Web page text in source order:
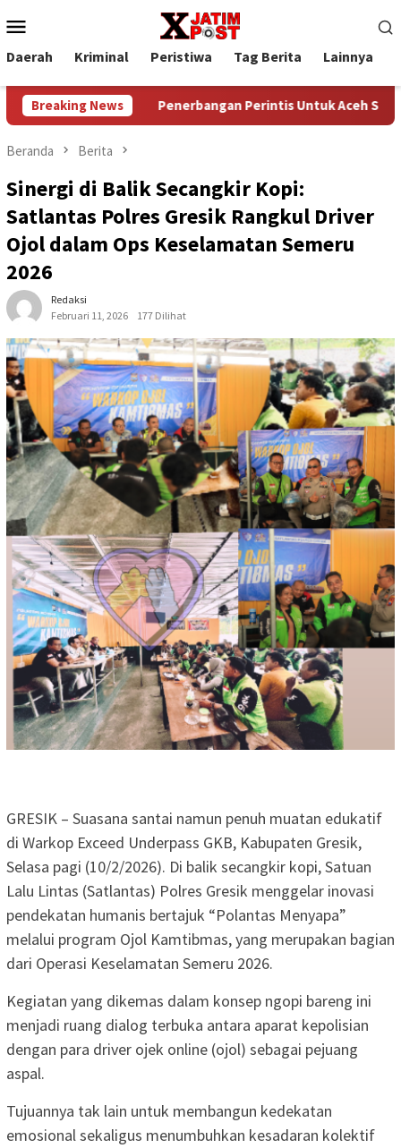
ke
kontenMobile
Daerah Kriminal Peristiwa Tag Berita Lainnya
Breaking NewsPenerbangan Perintis Untuk Aceh Singkil, Medan ,
Beranda Berita
Sinergi di Balik Secangkir Kopi:
Satlantas Polres Gresik Rangkul Driver
Ojol dalam Ops Keselamatan Semeru
2026
Redaksi
Februari 11, 2026
177 Dilihat
GRESIK – Suasana santai namun penuh muatan edukatif
di Warkop Exceed Underpass GKB, Kabupaten Gresik,
Selasa pagi (10/2/2026). Di balik secangkir kopi, Satuan
Lalu Lintas (Satlantas) Polres Gresik menggelar inovasi
pendekatan humanis bertajuk “Polantas Menyapa”
melalui program Ojol Kamtibmas, yang merupakan bagian
dari Operasi Keselamatan Semeru 2026.
Kegiatan yang dikemas dalam konsep ngopi bareng ini
menjadi ruang dialog terbuka antara aparat kepolisian
dengan para driver ojek online (ojol) sebagai pejuang
aspal.
Tujuannya tak lain untuk membangun kedekatan
emosional sekaligus menumbuhkan kesadaran kolektif